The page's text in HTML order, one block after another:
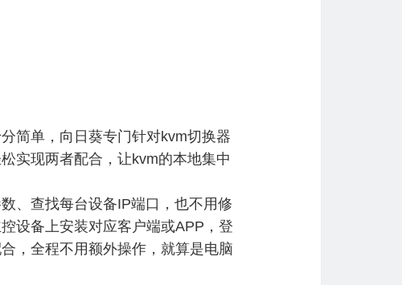
简单，向日葵专门针对kvm切换器
实现两者配合，让kvm的本地集中
、查找每台设备IP端口，也不用修
设备上安装对应客户端或APP，登
，全程不用额外操作，就算是电脑